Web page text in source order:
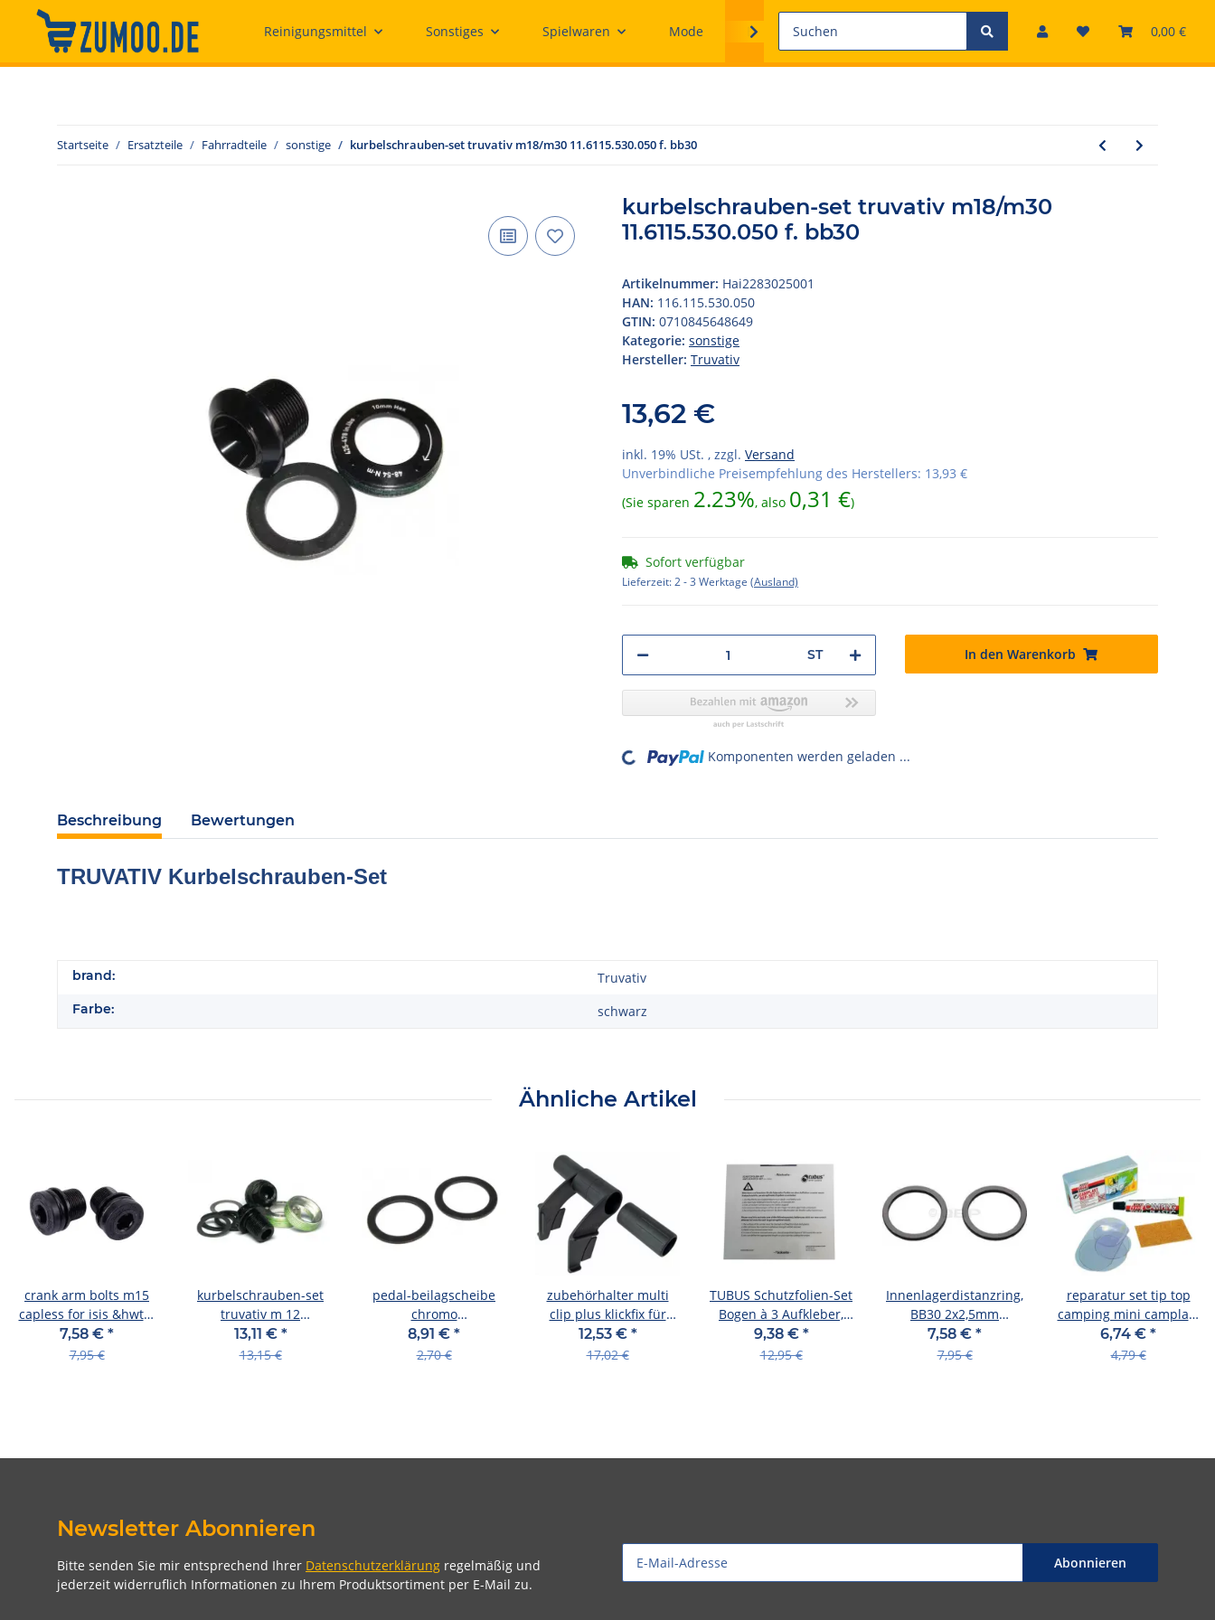
0,00 €
Reinigungsmittel Sonstiges Spielwaren Mode Ersatzteile
Startseite Ersatzteile Fahrradteile sonstige kurbelschrauben-set truvativ m18/m30 11.6115.530.050 f. bb30
kurbelschrauben-set truvativ m18/m30
11.6115.530.050 f. bb30
Artikelnummer: Hai2283025001
HAN: 116.115.530.050
GTIN: 0710845648649
Kategorie: sonstige
Hersteller: Truvativ
13,62 €
inkl. 19% USt. , zzgl. Versand
Unverbindliche Preisempfehlung des Herstellers: 13,93 €
(Sie sparen 2.23%, also 0,31 €)
Sofort verfügbar
Lieferzeit:2 - 3 Werktage (Ausland)
ST In den Warenkorb
Loading... Komponenten werden geladen ...
Beschreibung Bewertungen
TRUVATIV Kurbelschrauben-Set
brand: Truvativ
Farbe: schwarz
Ähnliche Artikel
crank arm bolts m15
capless for isis &hwtzr
m15
7,58 € *
7,95 €
kurbelschrauben-set
truvativ m 12
11.6900.002.040, inbus
13,11 € *
13,15 €
pedal-beilagscheibe
chromo
11.6700.002.010 per
paar
8,91 € *
2,70 €
zubehörhalter multi
clip plus klickfix für
lenkeradapter,schwarz
12,53 € *
17,02 €
TUBUS Schutzfolien-Set
Bogen à 3 Aufkleber,
Breite: 4
9,38 € *
12,95 €
Innenlagerdistanzring,
BB30 2x2,5mm
116415005000
7,58 € *
7,95 €
reparatur set tip top
camping mini camplast
mit 4 flicken+zubehör,
(ve 24)
6,74 € *
4,79 €
Newsletter Abonnieren
Bitte senden Sie mir entsprechend Ihrer Datenschutzerklärung regelmäßig und
jederzeit widerruflich Informationen zu Ihrem Produktsortiment per E-Mail zu.
Abonnieren